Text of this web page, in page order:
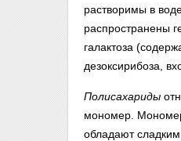
растворимы в
распространены
галактоза
дезоксирибоза,
Полисахариды
мономер.
обладают